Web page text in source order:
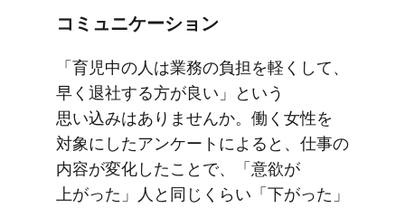
コミュニケーション
「育児中の​人は​業務の​負担を​軽くして、​
早く​退社する​方が​良い」と​いう​
思い込みは​ありませんか。​働く​女性を​
対象に​したアンケートに​よると、​仕事の​
内容が​変化した​ことで、​「意欲が​
上がった」​人と​同じくらい​「下がった」